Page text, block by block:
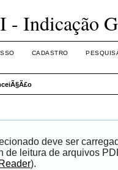
- Indicação
CADASTRO
deve ser
de leitura de arquivos
).